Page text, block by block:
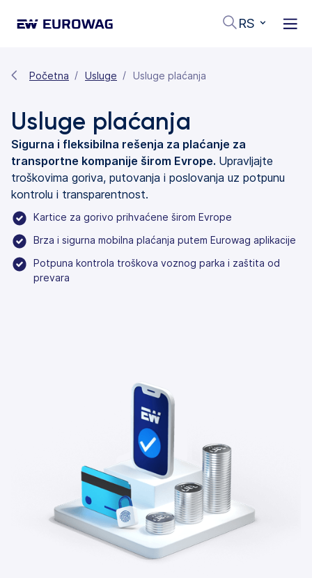
RS
Početna Usluge Usluge plaćanja
Usluge plaćanja
Sigurna i fleksibilna rešenja za plaćanje za
transportne kompanije širom Evrope. Upravljajte
troškovima goriva, putovanja i poslovanja uz potpunu
kontrolu i transparentnost.
Kartice za gorivo prihvaćene širom Evrope
Brza i sigurna mobilna plaćanja putem Eurowag aplikacije
Potpuna kontrola troškova voznog parka i zaštita od
prevara